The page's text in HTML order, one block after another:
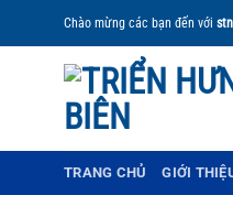
Chào mừng các bạn đến với
TRANG CHỦ GIỚI